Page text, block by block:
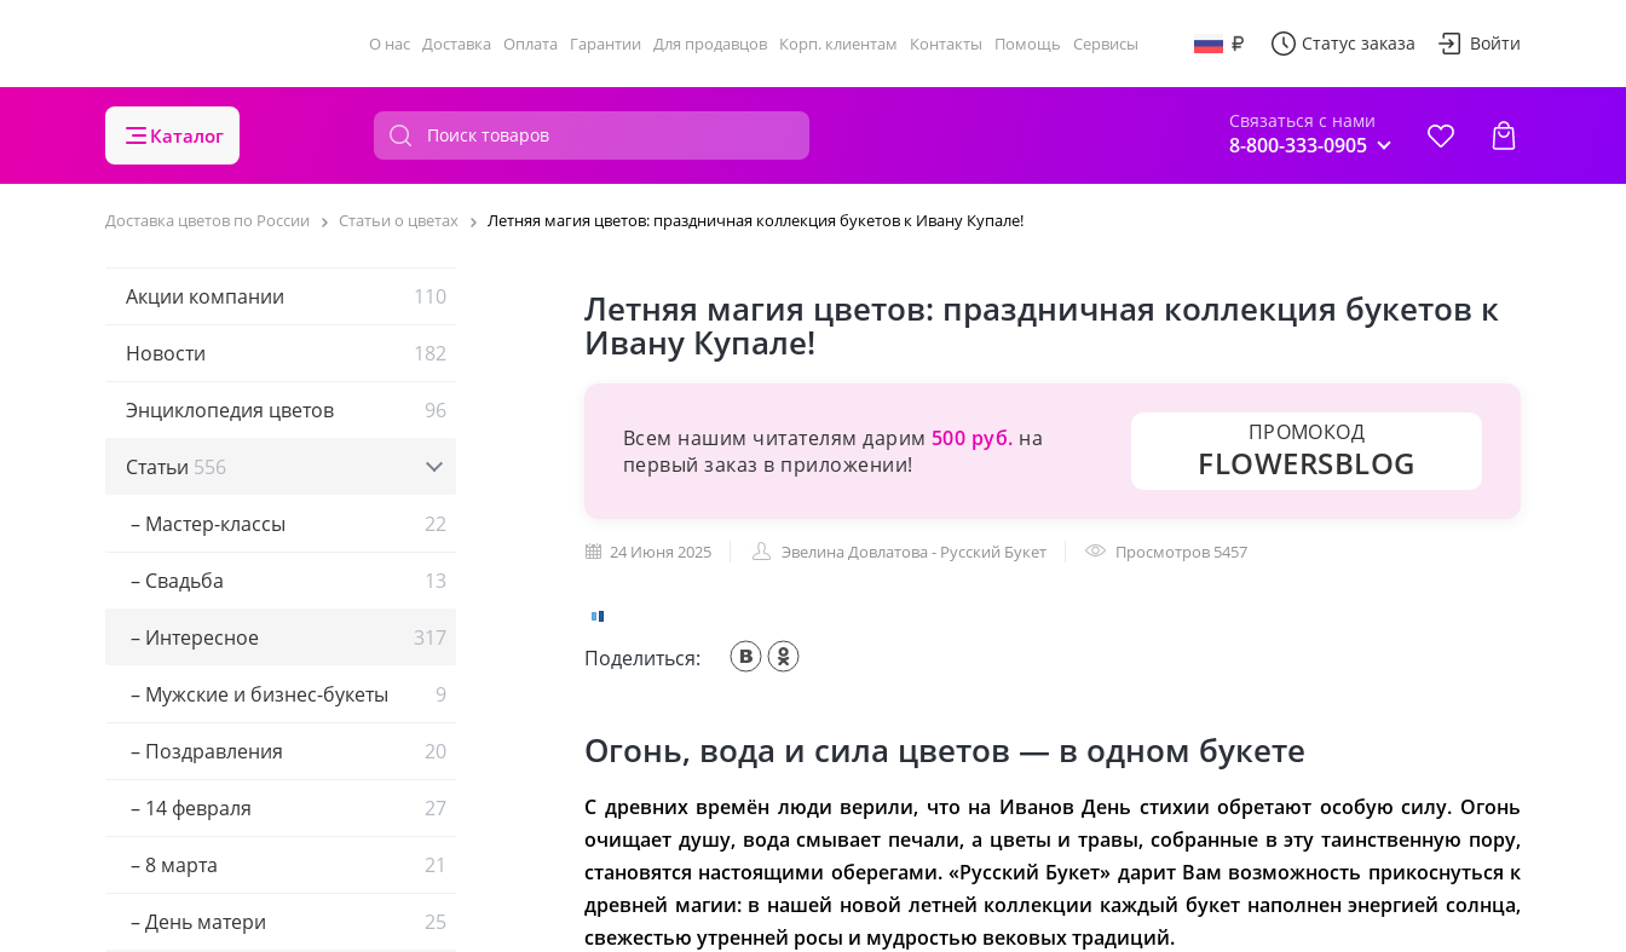
О нас Доставка Оплата Гарантии Для продавцов Корп. клиентам Контакты Помощь Сервисы Статус заказа Войти
Каталог
Связаться с нами
8-800-333-0905
Доставка цветов по России Статьи о цветах Летняя магия цветов: праздничная коллекция букетов к Ивану Купале!
Акции компании 110
Новости 182
Энциклопедия цветов 96
Статьи 556
– Мастер-классы 22
– Свадьба 13
– Интересное 317
– Мужские и бизнес-букеты 9
– Поздравления 20
– 14 февраля 27
– 8 марта 21
– День матери 25
Летняя магия цветов: праздничная коллекция букетов к
Ивану Купале!
Всем нашим читателям дарим 500 руб. на
первый заказ в приложении!
ПРОМОКОД
FLOWERSBLOG
24 Июня 2025 Эвелина Довлатова - Русский Букет Просмотров 5457
Поделиться:
Огонь, вода и сила цветов — в одном букете
С древних времён люди верили, что на Иванов День стихии обретают особую силу. Огонь
очищает душу, вода смывает печали, а цветы и травы, собранные в эту таинственную пору,
становятся настоящими оберегами. «Русский Букет» дарит Вам возможность прикоснуться к
древней магии: в нашей новой летней коллекции каждый букет наполнен энергией солнца,
свежестью утренней росы и мудростью вековых традиций.